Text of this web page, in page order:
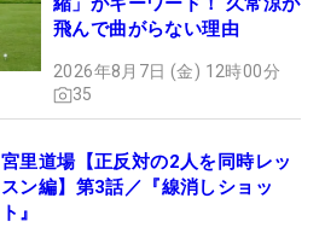
飛んで曲がらない理由
2026年8月7日 (金) 12時00分
35
宮里道場【正反対の2人を同時レッ
スン編】第3話／『線消しショッ
ト』